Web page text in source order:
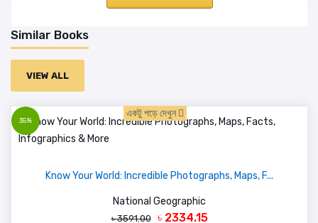
Similar Books
VIEW ALL
35%
একটু পড়ে দেখুন
Know Your World: Incredible Photographs, Maps, F...
National Geographic
৳ 3591.00 ৳ 2334.15